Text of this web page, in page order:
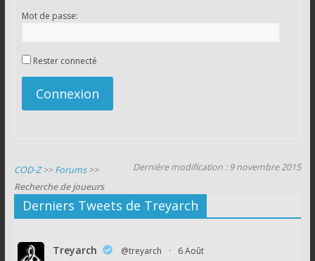
Mot de passe:
Rester connecté
Connexion
Dernière modification : 9 novembre 2015
COD-Z>>Forums>>
Recherche de joueurs
Derniers Tweets de Treyarch
Treyarch @treyarch · 6 Août